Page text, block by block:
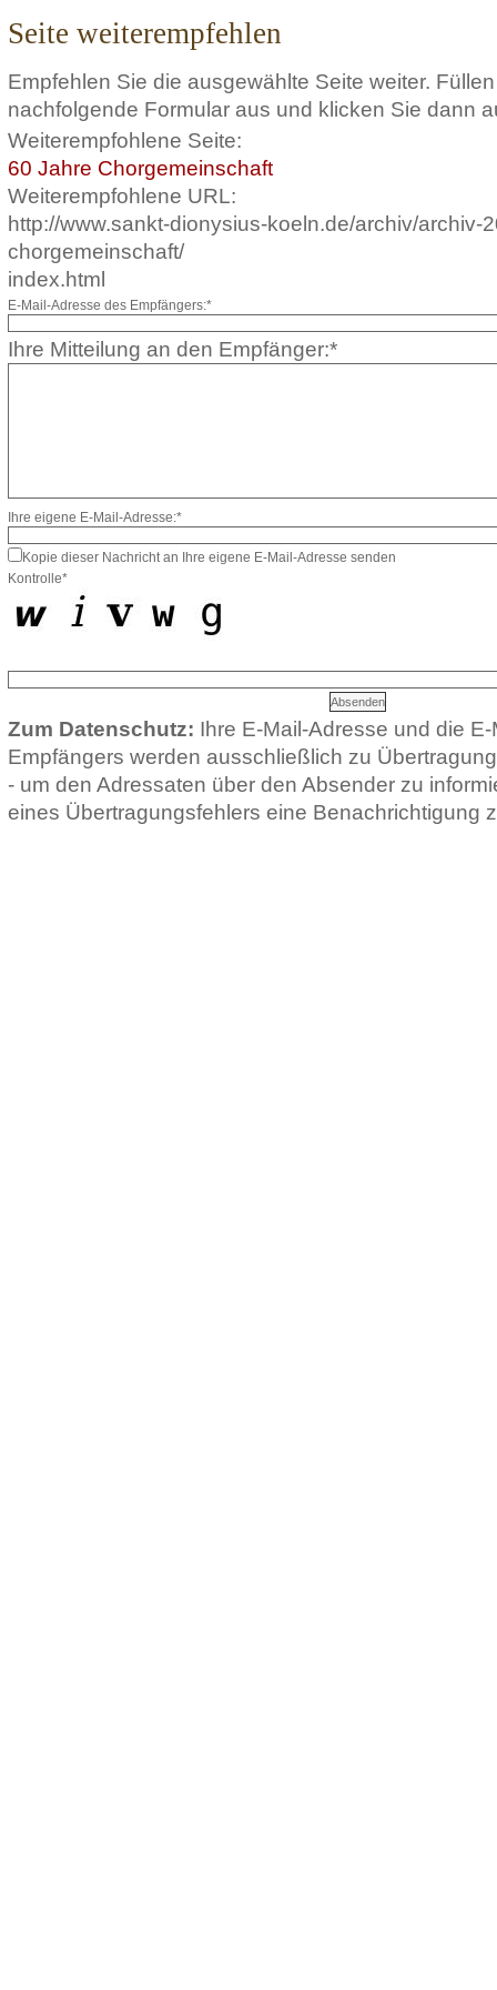
Seite weiterempfehlen
Empfehlen Sie die ausgewählte Seite weiter.
nachfolgende Formular aus und klicken Sie dann
Weiterempfohlene Seite:
60 Jahre Chorgemeinschaft
Weiterempfohlene URL:
http://www.sankt-dionysius-koeln.de/archiv/archiv-
chorgemeinschaft/
index.html
E-Mail-Adresse des Empfängers:*
Ihre Mitteilung an den Empfänger:*
Ihre eigene E-Mail-Adresse:*
Kopie dieser Nachricht an Ihre eigene E-Mail-Adresse senden
Kontrolle*
Zum Datenschutz: Ihre E-Mail-Adresse und die
Empfängers werden ausschließlich zu
- um den Adressaten über den Absender zu
eines Übertragungsfehlers eine Benachrichtigung